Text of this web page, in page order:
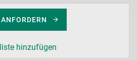
hinzufügen